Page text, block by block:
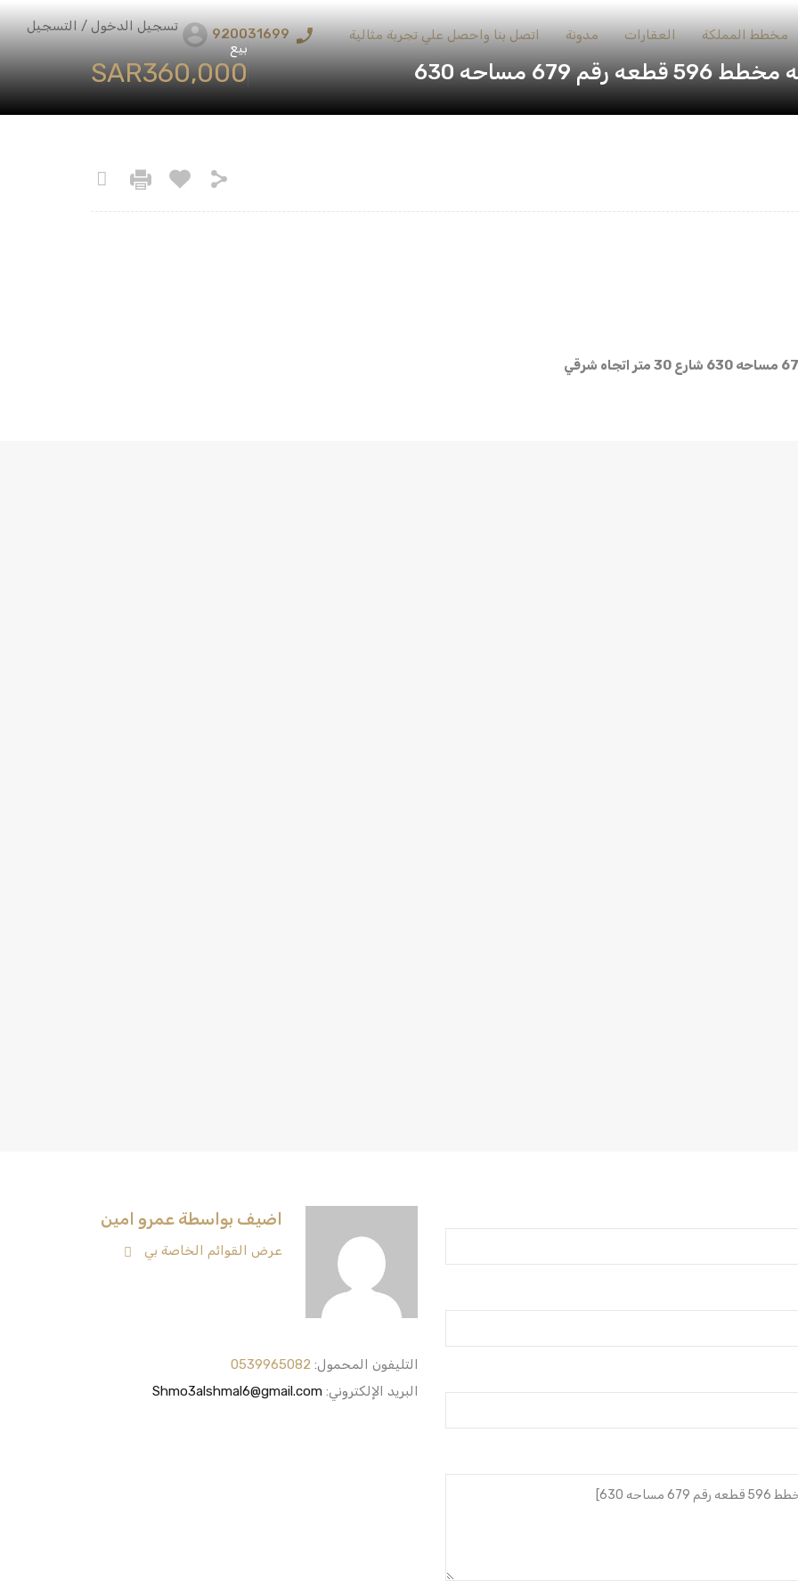
مخطط المملكة العقارات مدونة اتصل بنا واحصل علي تجربة مثالية 920031699
تسجيل الدخول / التسجيل
مساحه 630
بيع
‪SAR360,000
اضيف بواسطة عمرو امين
عرض القوائم الخاصة بي
التليفون المحمول: 0539965082
البريد الإلكتروني:Shmo3alshmal6@gmail.com